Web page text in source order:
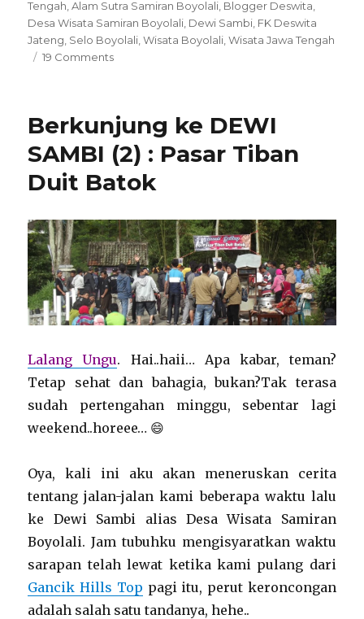
Tengah ,Alam Sutra Samiran Boyolali Blogger Deswita
Desa Wisata Samiran Boyolali Dewi Sambi FK Deswita
Jateng Selo Boyolali ,Wisata Boyolali ,Wisata Jawa Tengah
19 Commentson
SAMBI
(3)
:
Menikmati
Hijaunya
Sutra
Berkunjung ke DEWI
SAMBI (2) : Pasar Tiban
Duit Batok
Lalang Ungu. Hai..haii… Apa kabar, teman?
Tetap sehat dan bahagia, bukan?Tak terasa
sudah pertengahan minggu, sebentar lagi
weekend..horeee… 😄
Oya, kali ini aku akan meneruskan cerita
tentang jalan-jalan kami beberapa waktu lalu
ke Dewi Sambi alias Desa Wisata Samiran
Boyolali. Jam tubuhku mengisyaratkan waktu
sarapan telah lewat ketika kami pulang dari
Gancik Hills Top pagi itu, perut keroncongan
adalah salah satu tandanya, hehe..